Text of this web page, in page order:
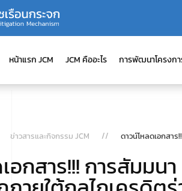
หน้าแรก JCM JCM คืออะไร การพัฒนาโครงก
ข่าวสารและกิจกรรม JCM ดาวน์โหลดเอกสา
อกสาร!!! การสัมม